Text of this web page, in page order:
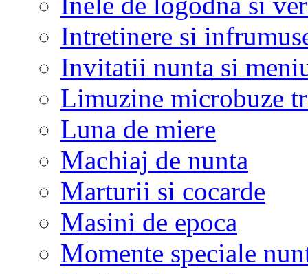
Intretinere si
Invitatii nunta si
Limuzine microbuze
Luna de miere
Machiaj de nunta
Marturii si cocarde
Masini de epoca
Momente speciale